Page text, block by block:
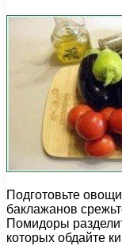
Подготовьте
баклажанов
Помидоры
которых обдайте